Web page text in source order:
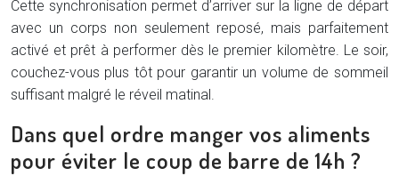
Cette synchronisation permet d’arriver sur la ligne de départ
avec un corps non seulement reposé, mais parfaitement
activé et prêt à performer dès le premier kilomètre. Le soir,
couchez-vous plus tôt pour garantir un volume de sommeil
suffisant malgré le réveil matinal.
Dans quel ordre manger vos aliments
pour éviter le coup de barre de 14h ?